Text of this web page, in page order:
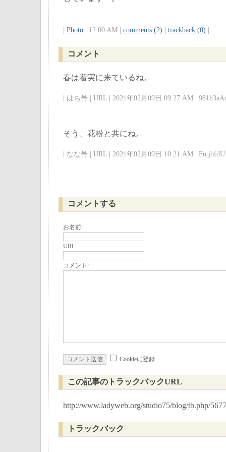
Photo | 12:00 AM | comments (2) trackback (0)
コメント
春は着実に来ているね。
| はち号 | URL | 2021年02月09日 09:27 AM |
そう、花粉と共にね。
| なな号 | URL | 2021年02月09日 10:21 AM |
コメントする
お名前:
URL:
コメント:
Cookieに登録
この記事のトラックバックURL
http://www.ladyweb.org/studio75/blog/tb.php/5677
トラックバック